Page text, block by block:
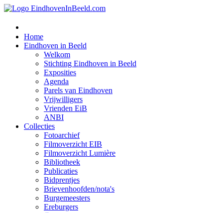
Home
Eindhoven in Beeld
Welkom
Stichting Eindhoven in Beeld
Exposities
Agenda
Parels van Eindhoven
Vrijwilligers
Vrienden EiB
ANBI
Collecties
Fotoarchief
Filmoverzicht EIB
Filmoverzicht Lumière
Bibliotheek
Publicaties
Bidprentjes
Brievenhoofden/nota's
Burgemeesters
Ereburgers